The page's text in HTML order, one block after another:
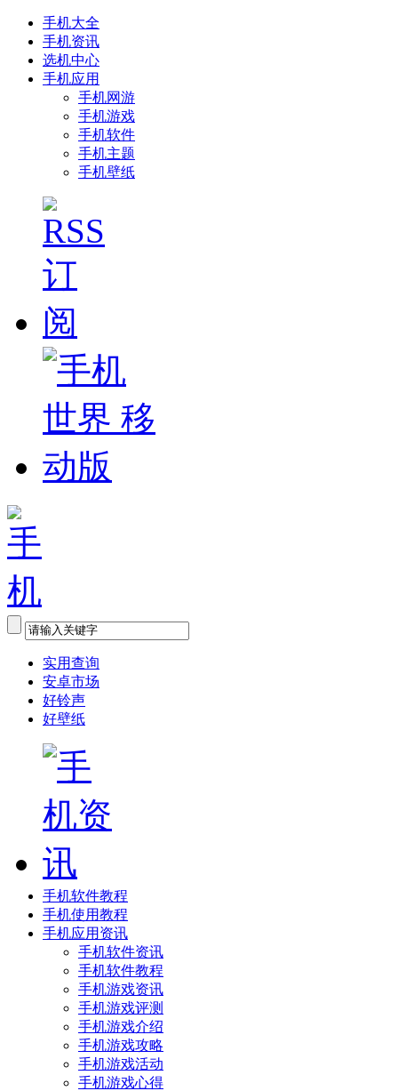
手机大全
手机资讯
选机中心
手机应用
手机网游
手机游戏
手机软件
手机主题
手机壁纸
实用查询
安卓市场
好铃声
好壁纸
手机软件教程
手机使用教程
手机应用资讯
手机软件资讯
手机软件教程
手机游戏资讯
手机游戏评测
手机游戏介绍
手机游戏攻略
手机游戏活动
手机游戏心得